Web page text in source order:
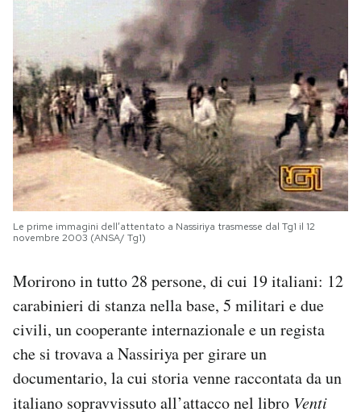
Le prime immagini dell’attentato a Nassiriya trasmesse dal Tg1 il 12
novembre 2003 (ANSA/ Tg1)
Morirono in tutto 28 persone, di cui 19 italiani: 12
carabinieri di stanza nella base, 5 militari e due
civili, un cooperante internazionale e un regista
che si trovava a Nassiriya per girare un
documentario, la cui storia venne raccontata da un
italiano sopravvissuto all’attacco nel libro Venti